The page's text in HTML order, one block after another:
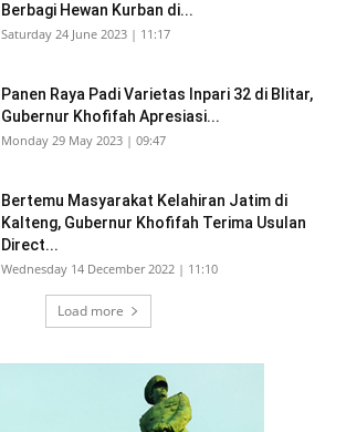
Berbagi Hewan Kurban di...
Saturday 24 June 2023 | 11:17
Panen Raya Padi Varietas Inpari 32 di Blitar,
Gubernur Khofifah Apresiasi...
Monday 29 May 2023 | 09:47
Bertemu Masyarakat Kelahiran Jatim di
Kalteng, Gubernur Khofifah Terima Usulan
Direct...
Wednesday 14 December 2022 | 11:10
Load more